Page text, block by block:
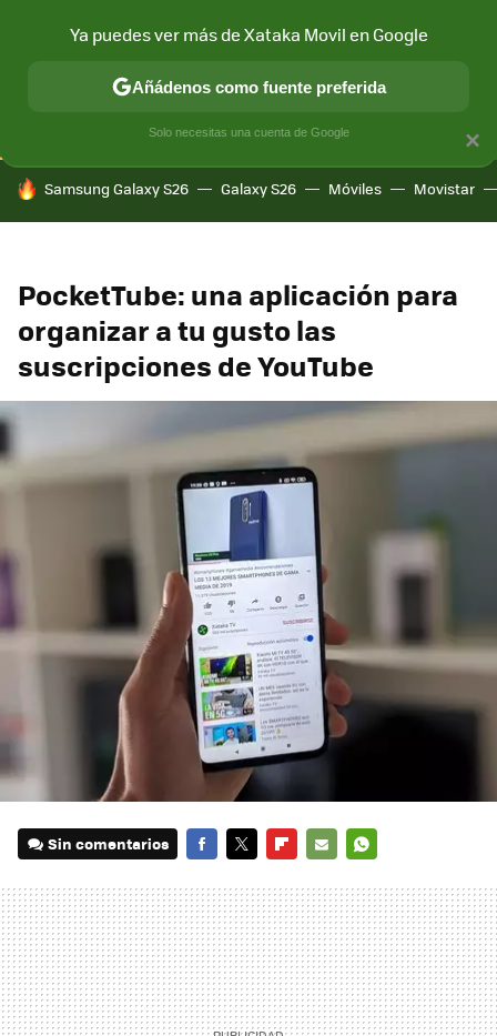
CONECTIVIDAD MÓVIL Y SOCIEDAD APLICACIONES
HOY SE HABLA DE
Samsung Galaxy S26 Galaxy S26 Móviles Movistar
PocketTube: una aplicación para
organizar a tu gusto las
suscripciones de YouTube
Sin comentarios
MAIL
×
Ya puedes ver más de Xataka Movil en Google
Añádenos como fuente preferida
Solo necesitas una cuenta de Google